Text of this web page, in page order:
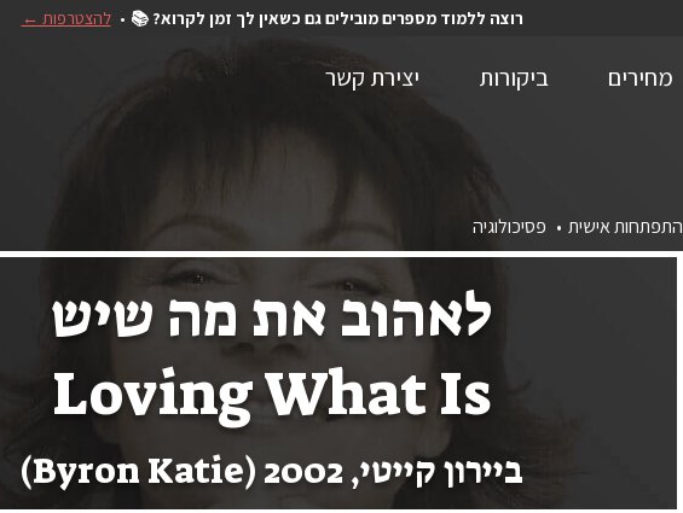
רוצה ללמוד מספרים מובילים גם כשאין לך זמן לקרוא? 📚 להצטרפות ←
מחירים ביקורות יצירת קשר
התפתחות אישית פסיכולוגיה
לאהוב את מה שיש
Loving What Is
ביירון קייטי, 2002 (Byron Katie)